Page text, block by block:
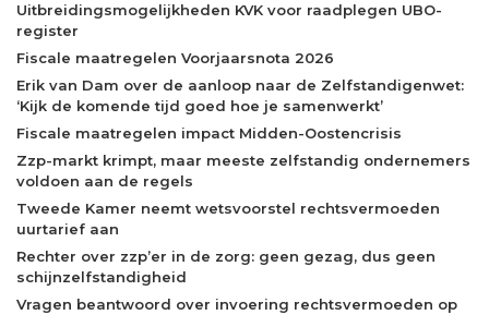
Uitbreidingsmogelijkheden KVK voor raadplegen UBO-
register
Fiscale maatregelen Voorjaarsnota 2026
Erik van Dam over de aanloop naar de Zelfstandigenwet:
‘Kijk de komende tijd goed hoe je samenwerkt’
Fiscale maatregelen impact Midden-Oostencrisis
Zzp-markt krimpt, maar meeste zelfstandig ondernemers
voldoen aan de regels
Tweede Kamer neemt wetsvoorstel rechtsvermoeden
uurtarief aan
Rechter over zzp’er in de zorg: geen gezag, dus geen
schijnzelfstandigheid
Vragen beantwoord over invoering rechtsvermoeden op